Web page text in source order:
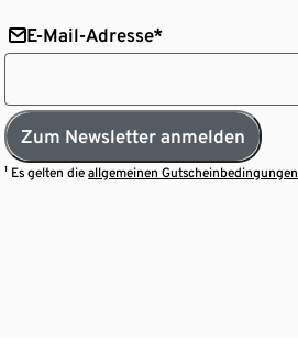
E-Mail-Adresse*
Zum Newsletter anmelden
¹ Es gelten dieallgemeinen Gutscheinbedingungen